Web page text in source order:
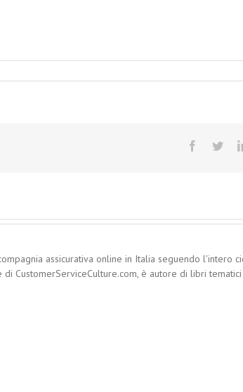
Facebook
assicurativa online in Italia seguendo l'intero
CustomerServiceCulture.com, è autore di libri